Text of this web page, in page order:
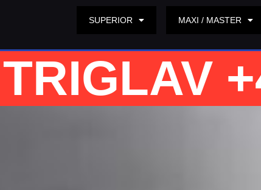
SUPERIOR MAXI / MASTER
TRIGLAV